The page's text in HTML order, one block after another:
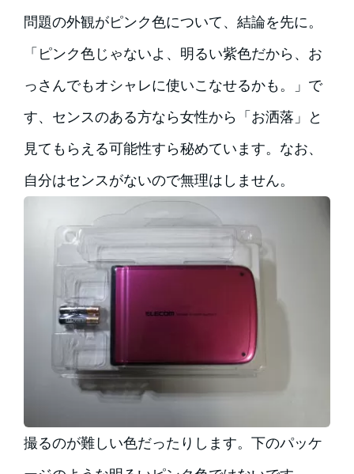
問題の外観がピンク色について、結論を先に。
「ピンク色じゃないよ、明るい紫色だから、お
っさんでもオシャレに使いこなせるかも。」で
す、センスのある方なら女性から「お洒落」と
見てもらえる可能性すら秘めています。なお、
自分はセンスがないので無理はしません。
撮るのが難しい色だったりします。下のパッケ